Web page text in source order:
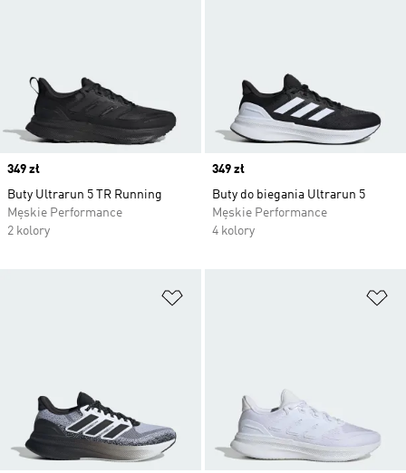
Price
349 zł
Buty Ultrarun 5 TR Running
Męskie Performance
2 kolory
Price
349 zł
Buty do biegania Ultrarun 5
Męskie Performance
4 kolory